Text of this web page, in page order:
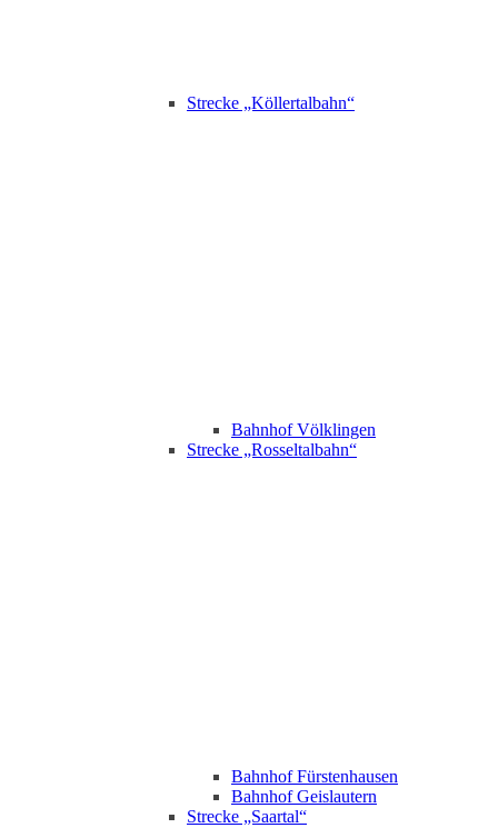
Strecke „Köllertalbahn“
Bahnhof Völklingen
Strecke „Rosseltalbahn“
Bahnhof Fürstenhausen
Bahnhof Geislautern
Strecke „Saartal“